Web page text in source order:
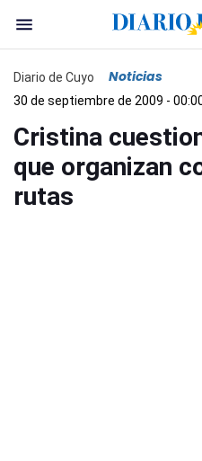
Diario de Cuyo Noticias
30 de septiembre de 2009 -
Cristina
que organizan
rutas